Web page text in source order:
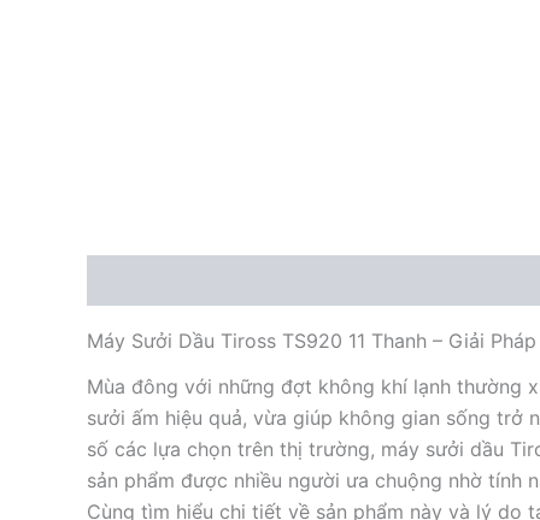
Máy Sưởi Dầu Tiross TS920 11 Thanh – Giải
Mùa đông với những đợt không khí lạnh thường
sưởi ấm hiệu quả, vừa giúp không gian sống trở
số các lựa chọn trên thị trường, máy sưởi dầu
sản phẩm được nhiều người ưa chuộng nhờ tính
Cùng tìm hiểu chi tiết về sản phẩm này và lý